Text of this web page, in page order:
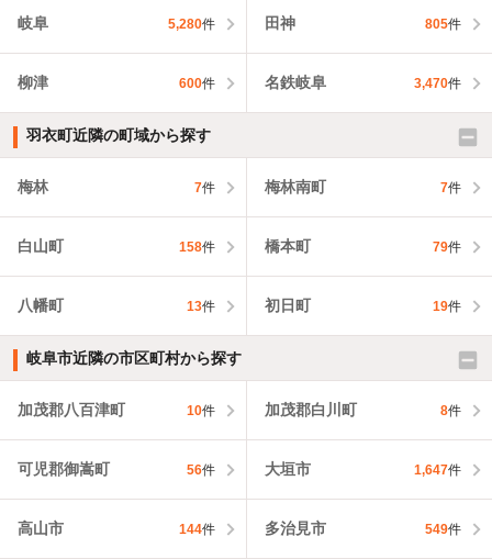
岐阜 5,280件 田神 805件
柳津 600件 名鉄岐阜 3,470件
羽衣町近隣の町域から探す
梅林 7件 梅林南町 7件
白山町 158件 橋本町 79件
八幡町 13件 初日町 19件
岐阜市近隣の市区町村から探す
加茂郡八百津町 10件 加茂郡白川町 8件
可児郡御嵩町 56件 大垣市 1,647件
高山市 144件 多治見市 549件